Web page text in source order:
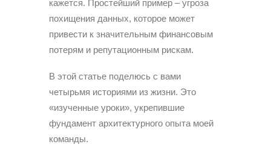
кажется. Простейший пример – угроза
похищения данных, которое может
привести к значительным финансовым
потерям и репутационным рискам.
В этой статье поделюсь с вами
четырьмя историями из жизни. Это
«изученные уроки», укрепившие
фундамент архитектурного опыта моей
команды.